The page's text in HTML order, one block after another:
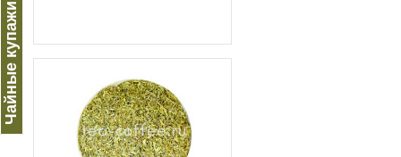
Чайные купажи